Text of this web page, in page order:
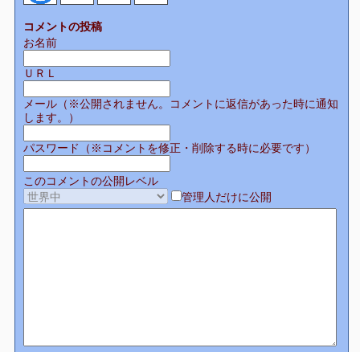
コメントの投稿
お名前
ＵＲＬ
メール（※公開されません。コメントに返信があった時に通知
します。）
パスワード（※コメントを修正・削除する時に必要です）
このコメントの公開レベル
管理人だけに公開